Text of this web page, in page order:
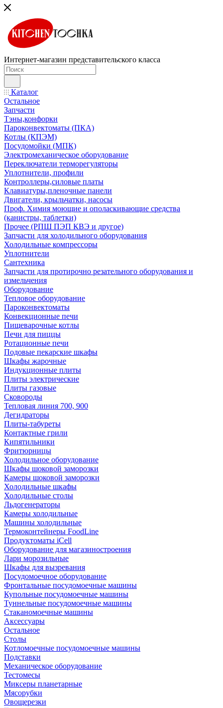
Интернет-магазин представительского класса
Каталог
Остальное
Запчасти
Тэны,конфорки
Пароконвектоматы (ПКА)
Котлы (КПЭМ)
Посудомойки (МПК)
Электромеханическое оборудование
Переключатели терморегуляторы
Уплотнители, профили
Контроллеры,силовые платы
Клавиатуры,пленочные панели
Двигатели, крыльчатки, насосы
Проф. Химия моющие и ополаскивающие средства
(канистры, таблетки)
Прочее (РПШ ПЭП КВЭ и другое)
Запчасти для холодильного оборудования
Холодильные компрессоры
Уплотнители
Сантехника
Запчасти для протирочно резательного оборудования и
измельчения
Оборудование
Тепловое оборудование
Пароконвектоматы
Конвекционные печи
Пищеварочные котлы
Печи для пиццы
Ротационные печи
Подовые пекарские шкафы
Шкафы жарочные
Индукционные плиты
Плиты электрические
Плиты газовые
Сковороды
Тепловая линия 700, 900
Дегидраторы
Плиты-табуреты
Контактные грили
Кипятильники
Фритюрницы
Холодильное оборудование
Шкафы шоковой заморозки
Камеры шоковой заморозки
Холодильные шкафы
Холодильные столы
Льдогенераторы
Камеры холодильные
Машины холодильные
Термоконтейнеры FoodLine
Продуктоматы iCell
Оборудование для магазиностроения
Лари морозильные
Шкафы для вызревания
Посудомоечное оборудование
Фронтальные посудомоечные машины
Купольные посудомоечные машины
Туннельные посудомоечные машины
Стаканомоечные машины
Аксессуары
Остальное
Столы
Котломоечные посудомоечные машины
Подставки
Механическое оборудование
Тестомесы
Миксеры планетарные
Мясорубки
Овощерезки